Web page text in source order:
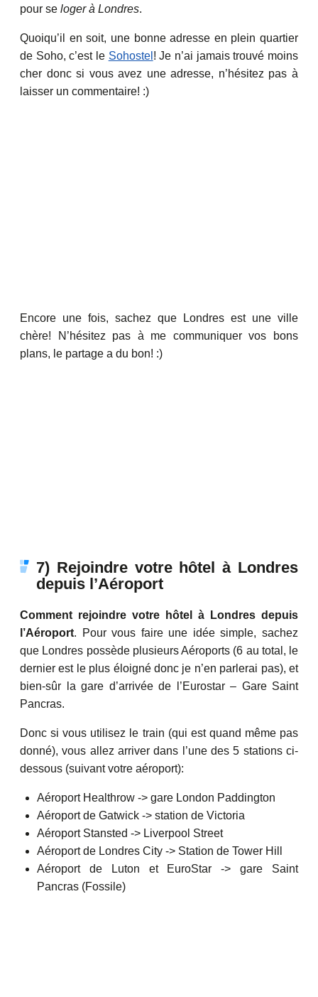
pour se loger à Londres.
Quoiqu’il en soit, une bonne adresse en plein quartier
de Soho, c’est le Sohostel ! Je n’ai jamais trouvé moins
cher donc si vous avez une adresse, n’hésitez pas à
laisser un commentaire! :)
Encore une fois, sachez que Londres est une ville
chère! N’hésitez pas à me communiquer vos bons
plans, le partage a du bon! :)
7) Rejoindre votre hôtel à Londres
depuis l’Aéroport
Comment rejoindre votre hôtel à Londres depuis
l’Aéroport. Pour vous faire une idée simple, sachez
que Londres possède plusieurs Aéroports (6 au total, le
dernier est le plus éloigné donc je n’en parlerai pas), et
bien-sûr la gare d’arrivée de l’Eurostar – Gare Saint
Pancras.
Donc si vous utilisez le train (qui est quand même pas
donné), vous allez arriver dans l’une des 5 stations ci-
dessous (suivant votre aéroport):
Aéroport Healthrow -> gare London Paddington
Aéroport de Gatwick -> station de Victoria
Aéroport Stansted -> Liverpool Street
Aéroport de Londres City -> Station de Tower Hill
Aéroport de Luton et EuroStar -> gare Saint
Pancras (Fossile)